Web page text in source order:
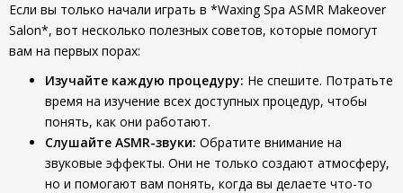
Если вы только начали играть в *Waxing Spa ASMR Makeover
Salon*, вот несколько полезных советов, которые помогут
вам на первых порах:
Изучайте каждую процедуру: Не спешите. Потратьте
время на изучение всех доступных процедур, чтобы
понять, как они работают.
Слушайте ASMR-звуки: Обратите внимание на
звуковые эффекты. Они не только создают атмосферу,
но и помогают вам понять, когда вы делаете что-то